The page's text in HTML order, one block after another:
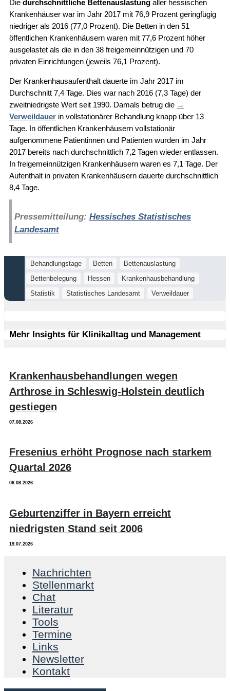
Die durchschnittliche Bettenauslastung aller hessischen
Krankenhäuser war im Jahr 2017 mit 76,9 Prozent geringfügig
niedriger als 2016 (77,0 Prozent). Die Betten in den 51
öffentlichen Krankenhäusern waren mit 77,6 Prozent höher
ausgelastet als die in den 38 freigemeinnützigen und 70
privaten Einrichtungen (jeweils 76,1 Prozent).
Der Krankenhausaufenthalt dauerte im Jahr 2017 im
Durchschnitt 7,4 Tage. Dies war nach 2016 (7,3 Tage) der
zweitniedrigste Wert seit 1990. Damals betrug die
Verweildauer in vollstationärer Behandlung knapp über 13
Tage. In öffentlichen Krankenhäusern vollstationär
aufgenommene Patientinnen und Patienten wurden im Jahr
2017 bereits nach durchschnittlich 7,2 Tagen wieder entlassen.
In freigemeinnützigen Krankenhäusern waren es 7,1 Tage. Der
Aufenthalt in privaten Krankenhäusern dauerte durchschnittlich
8,4 Tage.
Pressemitteilung: Hessisches Statistisches
Landesamt
Behandlungstage Betten
Bettenauslastung
Bettenbelegung
Hessen
Krankenhausbehandlung
Statistik
Statistisches Landesamt Verweildauer
Mehr Insights für Klinikalltag und Management
Krankenhausbehandlungen wegen
Arthrose in Schleswig-Holstein deutlich
gestiegen
07.08.2026
Fresenius erhöht Prognose nach starkem
Quartal 2026
06.08.2026
Geburtenziffer in Bayern erreicht
niedrigsten Stand seit 2006
19.07.2026
Nachrichten
Stellenmarkt
Chat
Literatur
Tools
Termine
Links
Newsletter
Kontakt